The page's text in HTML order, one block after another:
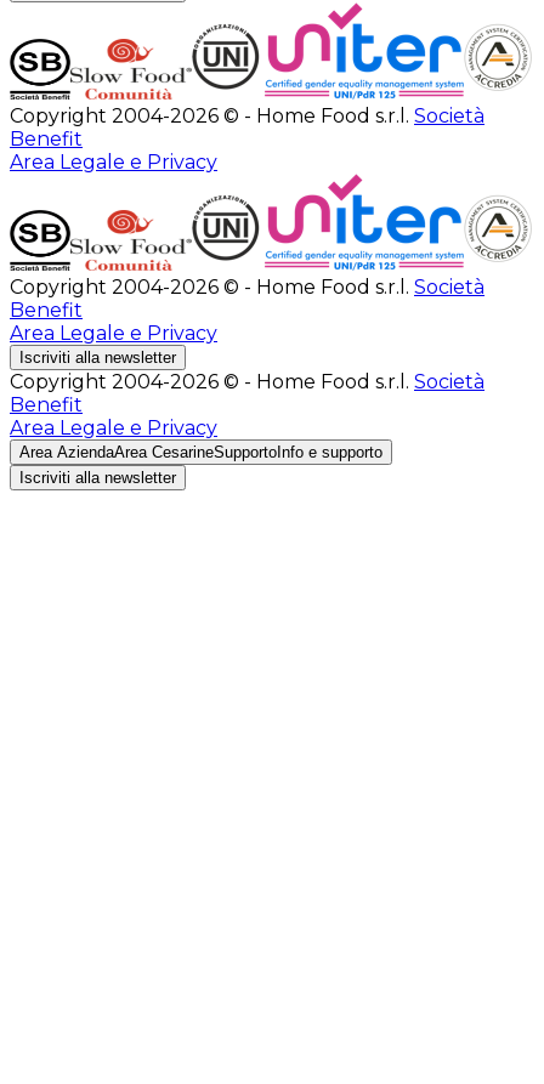
Copyright 2004-2026 © - Home Food s.r.l. Società
Benefit
Area Legale e Privacy
Copyright 2004-2026 © - Home Food s.r.l. Società
Benefit
Area Legale e Privacy
Iscriviti alla newsletter
Copyright 2004-2026 © - Home Food s.r.l. Società
Benefit
Area Legale e Privacy
Area AziendaArea CesarineSupporto Info e supporto
Iscriviti alla newsletter